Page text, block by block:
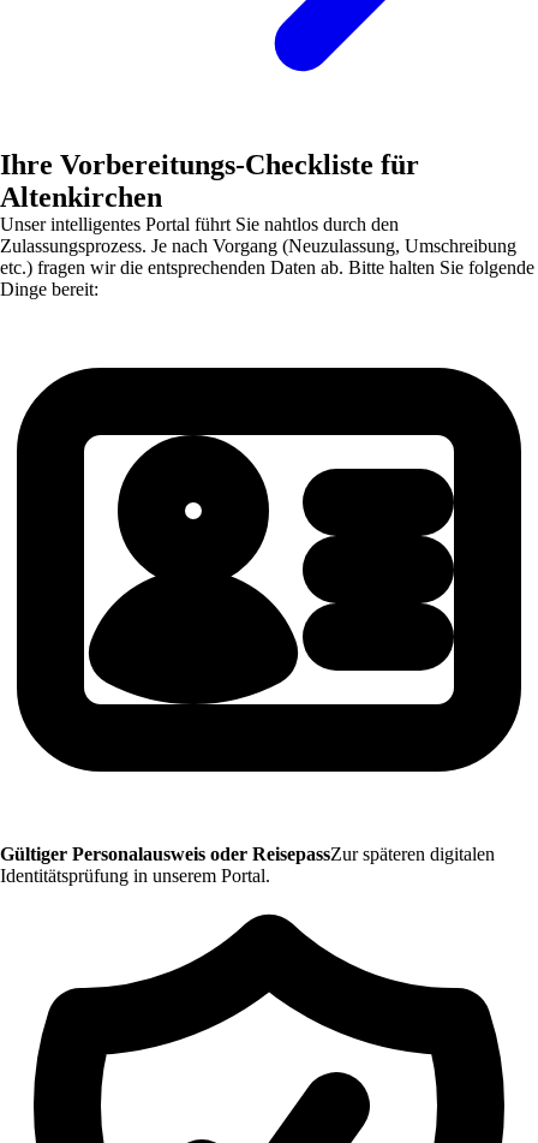
Ihre Vorbereitungs-Checkliste für
Altenkirchen
Unser intelligentes Portal führt Sie nahtlos durch den
Zulassungsprozess. Je nach Vorgang (Neuzulassung, Umschreibung
etc.) fragen wir die entsprechenden Daten ab. Bitte halten Sie folgende
Dinge bereit:
Gültiger Personalausweis oder ReisepassZur späteren digitalen
Identitätsprüfung in unserem Portal.